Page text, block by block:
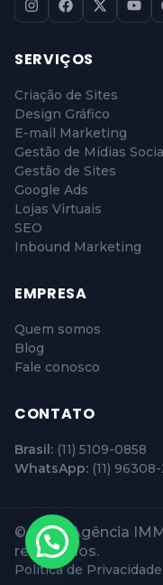
SERVIÇOS
Criação de Sites
Design Gráfico
E-mail Marketing
Gestão de Mídias
Gestão de Sites
Google Ads
Lojas Virtuais
SEO
Inbound Marketing
EMPRESA
Quem somos
Blog
Fale conosco
CONTATO
Brasil: (11) 5109-0858
WhatsApp: (11)
© 2026 Agência
reservados.
Política de Privacidade